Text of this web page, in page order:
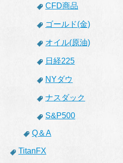
CFD商品
ゴールド(金)
オイル(原油)
日経225
NYダウ
ナスダック
S&P500
Q＆A
TitanFX